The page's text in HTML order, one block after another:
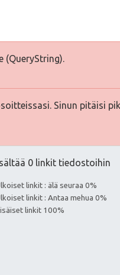
(QueryString).
Sinun pitäisi
0 linkit tiedostoihin
linkit : älä seuraa 0%
linkit : Antaa mehua 0%
linkit 100%